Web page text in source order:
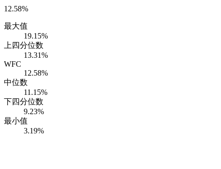
12.58%
最大值
19.15%
上四分位数
13.31%
WFC
12.58%
中位数
11.15%
下四分位数
9.23%
最小值
3.19%